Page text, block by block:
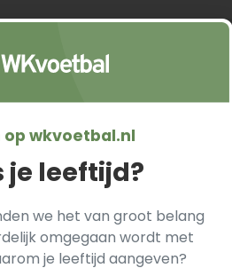
wkvoetbal.nl
je leeftijd?
we het van groot belang
omgegaan wordt met
je leeftijd aangeven?